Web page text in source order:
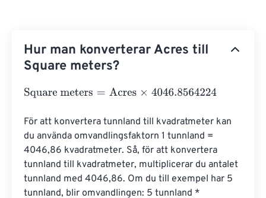
Hur man konverterar Acres till
Square meters?
Square meters= Acres×4046.8564224
För att konvertera tunnland till kvadratmeter kan
du använda omvandlingsfaktorn 1 tunnland =
4046,86 kvadratmeter. Så, för att konvertera
tunnland till kvadratmeter, multiplicerar du antalet
tunnland med 4046,86. Om du till exempel har 5
tunnland, blir omvandlingen: 5 tunnland *